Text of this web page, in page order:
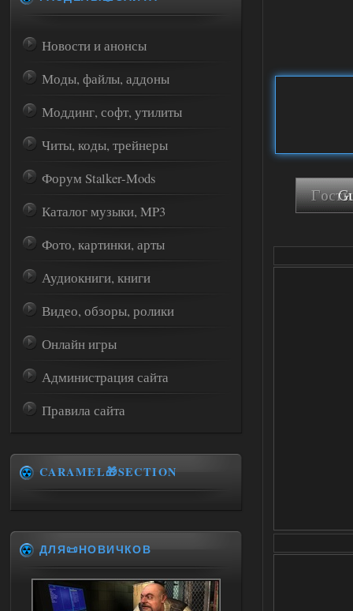
Новости и анонсы
Моды, файлы, аддоны
Моддинг, софт, утилиты
Читы, коды, трейнеры
Форум Stalker-Mods
Каталог музыки, MP3
Фото, картинки, арты
Аудиокниги, книги
Видео, обзоры, ролики
Онлайн игры
Администрация сайта
Правила сайта
CARAMEL🎁SECTION
ДЛЯ📜НОВИЧКОВ